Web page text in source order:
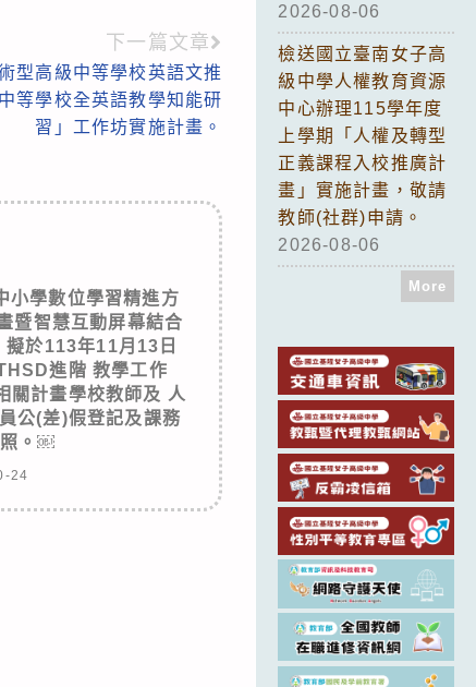
下一篇文章
型高級中等學校英語文推
等學校全英語教學知能研
習」工作坊實施計畫。
小學數位學習精進方
暨智慧互動屏幕結合
於113年11月13日
進階 教學工作
關計畫學校教師及 人
公(差)假登記及課務
照。￼
24
2026-08-06
檢送國立臺南女子高
級中學人權教育資源
中心辦理115學年度
上學期「人權及轉型
正義課程入校推廣計
畫」實施計畫，敬請
教師(社群)申請。
2026-08-06
More